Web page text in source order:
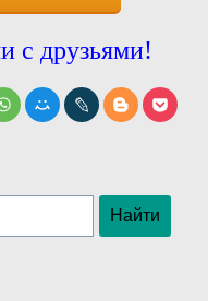
с друзьями!